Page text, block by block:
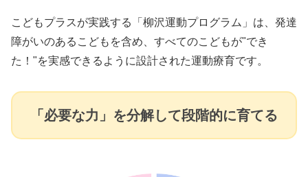
こどもプラスが実践する「柳沢運動プログラム」は、発達
障がいのあるこどもを含め、すべてのこどもが"でき
た！"を実感できるように設計された運動療育です。
「必要な力」を分解して段階的に育てる